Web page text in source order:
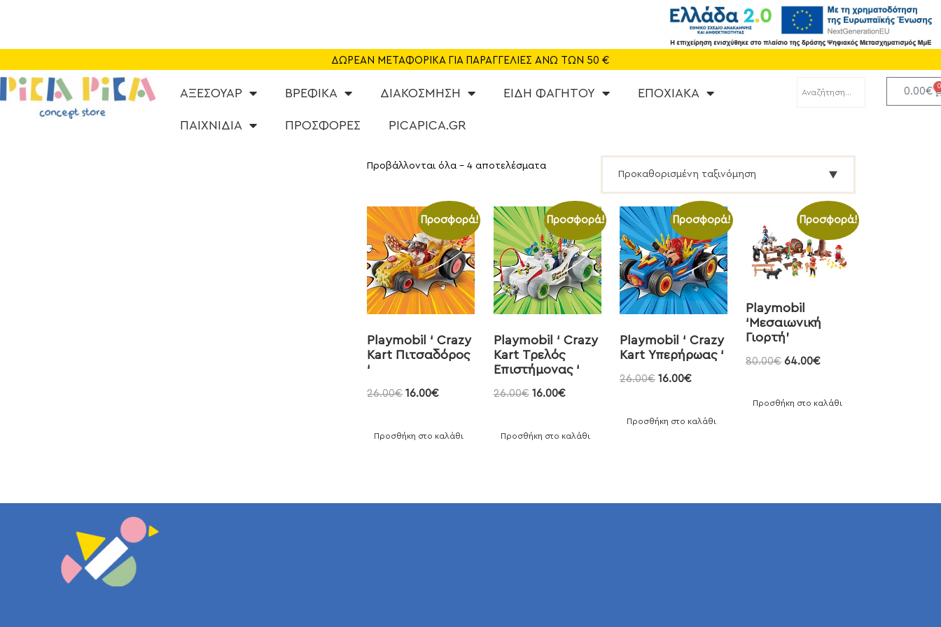
ΔΩΡΕΑΝ ΜΕΤΑΦΟΡΙΚΑ ΓΙΑ ΠΑΡΑΓΓΕΛΙΕΣ ΑΝΩ ΤΩΝ 50 €
ΑΞΕΣΟΥΑΡ ΒΡΕΦΙΚΑ ΔΙΑΚΟΣΜΗΣΗ ΕΙΔΗ ΦΑΓΗΤΟΥ ΕΠΟΧΙΑΚΑ
ΠΑΙΧΝΙΔΙΑ ΠΡΟΣΦΟΡΕΣ PICAPICA.GR
0.00€ 0
CAFE
ABOUT US
ΕΠΙΚΟΙΝΩΝΙΑ
Προβάλλονται όλα - 4 αποτελέσματα
Προσφορά!
Playmobil ‘ Crazy
Kart Πιτσαδόρος
‘
26.00€ 16.00€
Προσθήκη στο καλάθι
Προσφορά!
Playmobil ‘ Crazy
Kart Τρελός
Επιστήμονας ‘
26.00€ 16.00€
Προσθήκη στο καλάθι
Προσφορά!
Playmobil ‘ Crazy
Kart Υπερήρωας ‘
26.00€ 16.00€
Προσθήκη στο καλάθι
Προσφορά!
Playmobil
‘Μεσαιωνική
Γιορτή’
80.00€ 64.00€
Προσθήκη στο καλάθι